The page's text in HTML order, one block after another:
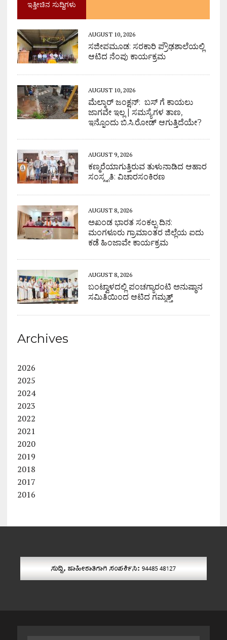
ಇತ್ತೀಚಿನ ಸುದ್ದಿಗಳು
AUGUST 10, 2026
ಸಜೀಪಮೂಡ: ಸರಕಾರಿ ಪ್ರೌಢಶಾಲೆಯಲ್ಲಿ
ಆಟಿದ ನೆಂಪು ಕಾರ್ಯಕ್ರಮ
AUGUST 10, 2026
ಮೆಲ್ಕಾರ್ ಜಂಕ್ಷನ್: ಬಸ್ ಗೆ ಕಾಯಲು
ಜಾಗವೇ ಇಲ್ಲ | ಸಮಸ್ಯೆಗಳ ತಾಣ,
ಇನ್ನೊಂದು ಬಿ.ಸಿ.ರೋಡ್ ಆಗುತ್ತಿದೆಯೇ?
AUGUST 9, 2026
ಕಣ್ಮರೆಯಾಗುತ್ತಿರುವ ತುಳುನಾಡಿದ ಆಹಾರ
ಸಂಸ್ಕೃತಿ: ವಿಚಾರಸಂಕಿರಣ
AUGUST 8, 2026
ಅಖಂಡ ಭಾರತ ಸಂಕಲ್ಪ ದಿನ:
ಮಂಗಳೂರು ಗ್ರಾಮಾಂತರ ಜಿಲ್ಲೆಯ ಐದು
ಕಡೆ ಹಿಂಜಾವೇ ಕಾರ್ಯಕ್ರಮ
AUGUST 8, 2026
ಬಂಟ್ವಾಳದಲ್ಲಿ ಪಂಚಗ್ಯಾರಂಟಿ ಅನುಷ್ಠಾನ
ಸಮಿತಿಯಿಂದ ಆಟಿದ ಗಮ್ಮತ್ತ್
Archives
2026
2025
2024
2023
2022
2021
2020
2019
2018
2017
2016